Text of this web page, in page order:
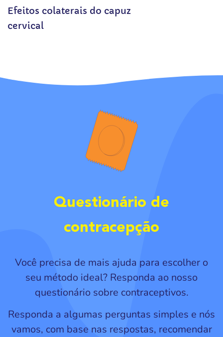
Efeitos colaterais do capuz
cervical
Questionário de
contracepção
Você precisa de mais ajuda para escolher o
seu método ideal? Responda ao nosso
questionário sobre contraceptivos.
Responda a algumas perguntas simples e nós
vamos, com base nas respostas, recomendar